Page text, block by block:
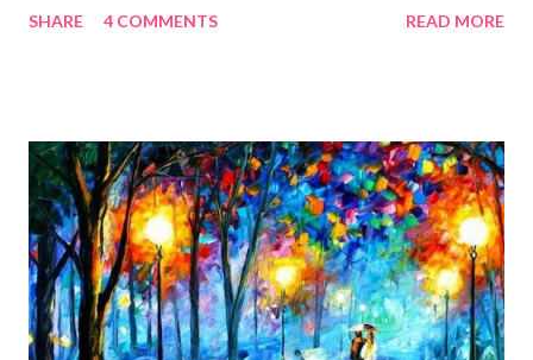
sehingga hasilnya bisa dilihat. Peran alat dan bahan sangat
memiliki spesifikasi berbeda sesuai jenisnya. Berikut peralatan
menggambar bentuk: 1. Kertas Gambar Kegiatan menggambar
membutuhkan kertas yang baik agar proses pembuatan gambar lebih
nyaman dan maksimal. Bahan kertas yang baik salah satu syaratnya
adalah tidak mudah sobek, mengingat menggambar merupakan
proses menggores dan menghapus. Kertas adalah bahan yang paling
SHARE 4 COMMENTS READ MORE